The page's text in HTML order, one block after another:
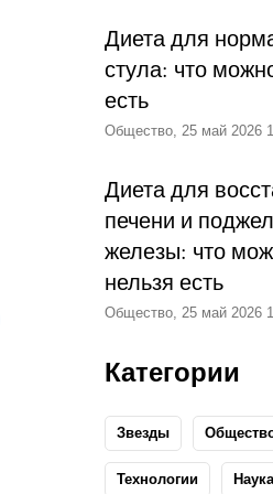
Диета для
стула: что
есть
Общество, 25 май 2026
Диета для
печени и
железы: что
нельзя есть
Общество, 25 май 2026
Категории
Звезды
Технологии Наука